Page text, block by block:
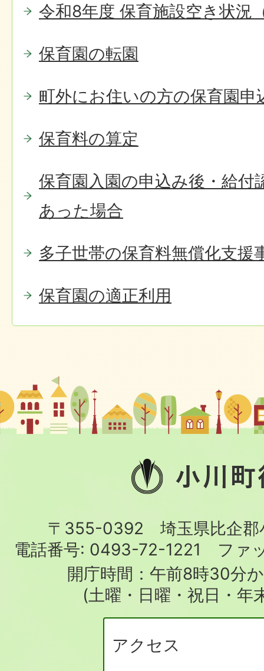
令和8年度 保育施設空き状況
保育園の転園
町外にお住いの方の保育園申
保育料の算定
保育園入園の申込み後・給付
あった場合
多子世帯の保育料無償化支援
保育園の適正利用
小
川
役
場
〒355-0392 埼玉県比企郡
電話番号: 0493-72-1221
ファ
開庁時間：午前8時30分
(土曜・日曜・祝日・年
アクセス